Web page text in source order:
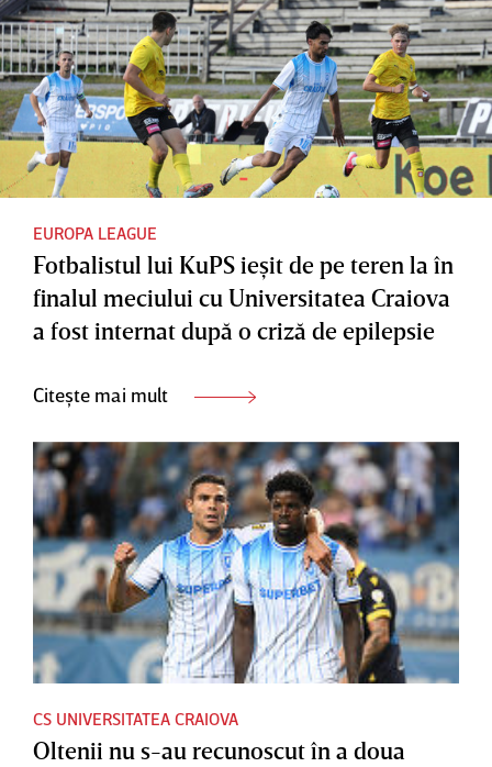
EUROPA LEAGUE
Fotbalistul lui KuPS ieşit de pe teren la în
finalul meciului cu Universitatea Craiova
a fost internat după o criză de epilepsie
Citește mai mult
CS UNIVERSITATEA CRAIOVA
Oltenii nu s-au recunoscut în a doua